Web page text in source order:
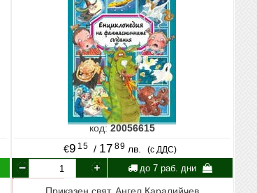
код:20056615
€9 15 / 17 89 лв. (с ДДС)
до 7 раб. дни